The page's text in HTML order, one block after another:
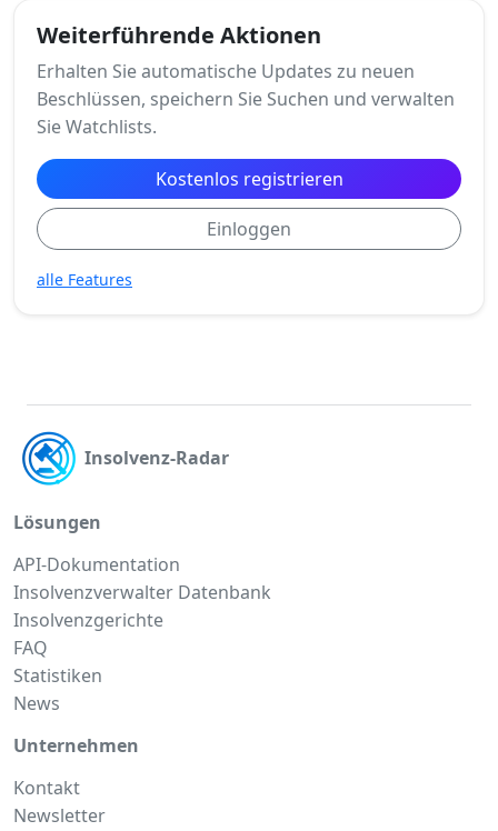
Weiterführende Aktionen
Erhalten Sie automatische Updates zu neuen
Beschlüssen, speichern Sie Suchen und verwalten
Sie Watchlists.
Kostenlos registrieren
Einloggen
alle Features
Insolvenz-Radar
Lösungen
API-Dokumentation
Insolvenzverwalter Datenbank
Insolvenzgerichte
FAQ
Statistiken
News
Unternehmen
Kontakt
Newsletter